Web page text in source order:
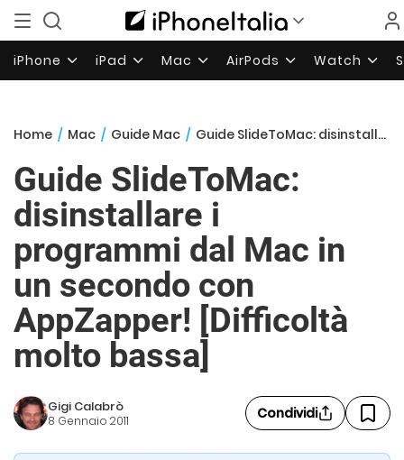
iPhone iPad Mac AirPods Watch
Home / Mac / Guide Mac / Guide SlideToMac: disinstallare i programmi dal Mac in un secondo con AppZapper! [Difficoltà molto bassa]
Guide SlideToMac:
disinstallare i
programmi dal Mac in
un secondo con
AppZapper! [Difficoltà
molto bassa]
Gigi Calabrò
8 Gennaio 2011 Condividi